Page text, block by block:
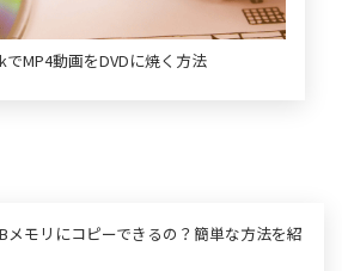
でMP4動画をDVDに焼く方法
メモリにコピーできるの？簡単な方法を紹